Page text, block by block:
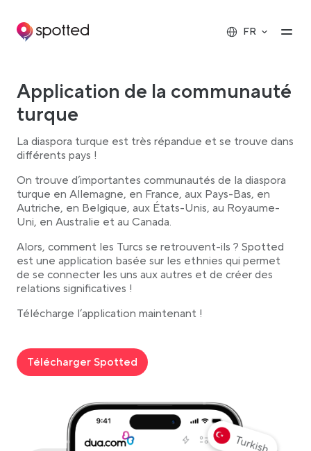
Main navigation
FR
Application de la communauté
turque
La diaspora turque est très répandue et se trouve dans
différents pays !
On trouve d’importantes communautés de la diaspora
turque en Allemagne, en France, aux Pays-Bas, en
Autriche, en Belgique, aux États-Unis, au Royaume-
Uni, en Australie et au Canada.
Alors, comment les Turcs se retrouvent-ils ? Spotted
est une application basée sur les ethnies qui permet
de se connecter les uns aux autres et de créer des
relations significatives !
Télécharge l’application maintenant !
Télécharger Spotted